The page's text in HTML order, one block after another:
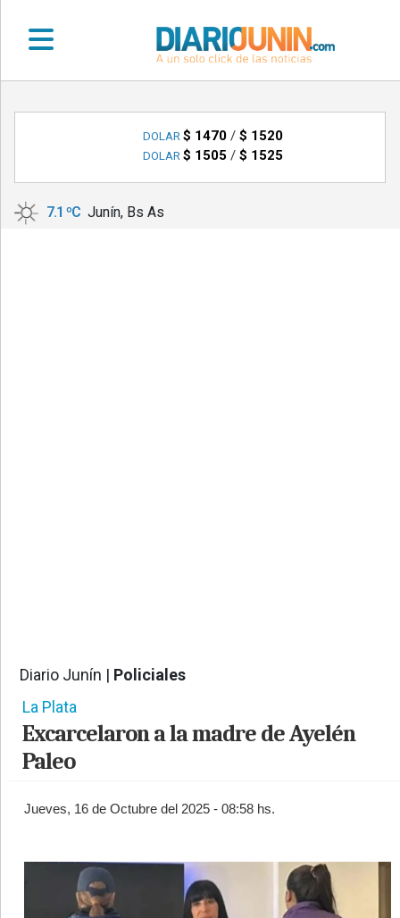
•
LOCALES
•
DOLAR $ 1470/ $ 1520
DOLAR $ 1505 / $ 1525
7.1 ºC Junín, Bs As
Diario Junín | Policiales
La Plata
Excarcelaron a la madre de Ayelén
Paleo
Jueves, 16 de Octubre del 2025 - 08:58 hs.